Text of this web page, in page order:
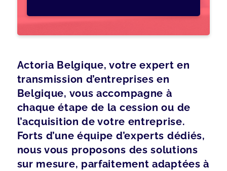
Actoria Belgique, votre expert en
transmission d’entreprises en
Belgique, vous accompagne à
chaque étape de la cession ou de
l’acquisition de votre entreprise.
Forts d’une équipe d’experts dédiés,
nous vous proposons des solutions
sur mesure, parfaitement adaptées à